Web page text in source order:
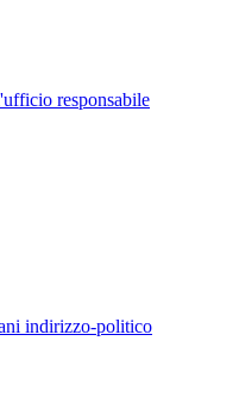
responsabile
indirizzo-politico